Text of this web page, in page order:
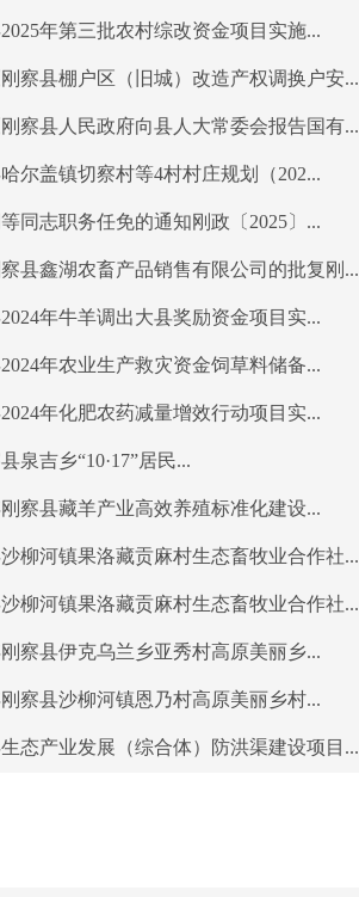
年第三批农村综改资金项目实施...
察县棚户区（旧城）改造产权调换户安...
察县人民政府向县人大常委会报告国有...
尔盖镇切察村等4村村庄规划（202...
同志职务任免的通知刚政〔2025〕...
县鑫湖农畜产品销售有限公司的批复刚...
年牛羊调出大县奖励资金项目实...
年农业生产救灾资金饲草料储备...
年化肥农药减量增效行动项目实...
泉吉乡“10·17”居民...
察县藏羊产业高效养殖标准化建设...
柳河镇果洛藏贡麻村生态畜牧业合作社...
柳河镇果洛藏贡麻村生态畜牧业合作社...
察县伊克乌兰乡亚秀村高原美丽乡...
察县沙柳河镇恩乃村高原美丽乡村...
态产业发展（综合体）防洪渠建设项目...